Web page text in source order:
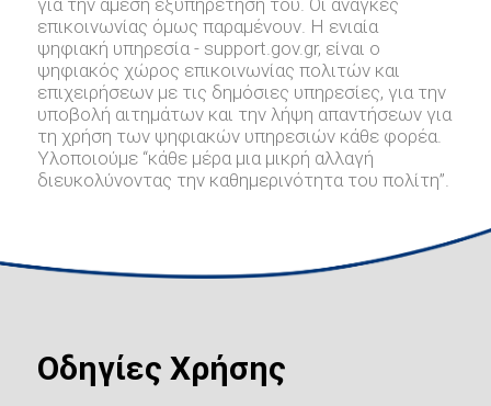
επικοινωνίας όμως παραμένουν. Η ενιαία
ψηφιακή υπηρεσία - support.gov.gr, είναι ο
ψηφιακός χώρος επικοινωνίας πολιτών και
επιχειρήσεων με τις δημόσιες υπηρεσίες, για την
υποβολή αιτημάτων και την λήψη απαντήσεων για
τη χρήση των ψηφιακών υπηρεσιών κάθε φορέα.
Υλοποιούμε “κάθε μέρα μια μικρή αλλαγή
διευκολύνοντας την καθημερινότητα του πολίτη”.
Οδηγίες Χρήσης